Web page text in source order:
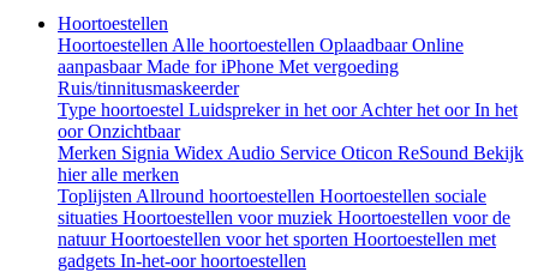
Hoortoestellen
Hoortoestellen Alle hoortoestellen OplaadbaarOnline
aanpasbaarMade for iPhone Met vergoeding
Ruis/tinnitusmaskeerder
Type hoortoestel Luidspreker in het oorAchter het oorIn het
oorOnzichtbaar
Merken Signia Widex Audio Service Oticon ReSound Bekijk
hier alle merken
Toplijsten Allround hoortoestellen Hoortoestellen sociale
situaties Hoortoestellen voor muziek Hoortoestellen voor de
natuurHoortoestellen voor het sporten Hoortoestellen met
gadgets In-het-oor hoortoestellen